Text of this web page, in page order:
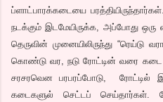
ப்ளாட்பாரக்கடையை
நடக்கும் இடமேயிருக்க, அப்போது
தெருவின் முனையிலிருந்து “ரெய்டு
கொண்டு வர, நடு ரோட்டின் வரை
சரசரவென பரபரப்போடு, ரோட்டில்
கடைகளுல் செட்டப் செய்தார்கள்.